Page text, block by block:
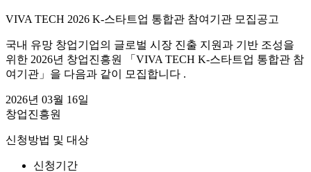
VIVA TECH 2026 K-스타트업 통합관 참여기관 모집공고
국내 유망 창업기업의 글로벌 시장 진출 지원과 기반 조성을
위한 2026년 창업진흥원 「VIVA TECH K-스타트업 통합관 참
여기관」을 다음과 같이 모집합니다 .
2026년 03월 16일
창업진흥원
신청방법 및 대상
신청기간